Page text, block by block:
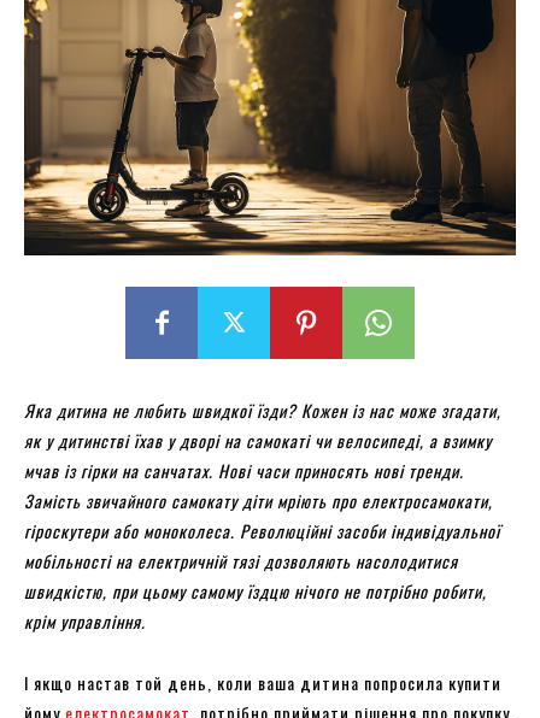
Яка дитина не любить швидкої їзди? Кожен із нас може згадати,
як у дитинстві їхав у дворі на самокаті чи велосипеді, а взимку
мчав із гірки на санчатах. Нові часи приносять нові тренди.
Замість звичайного самокату діти мріють про електросамокати,
гіроскутери або моноколеса. Революційні засоби індивідуальної
мобільності на електричній тязі дозволяють насолодитися
швидкістю, при цьому самому їздцю нічого не потрібно робити,
крім управління.
І якщо настав той день, коли ваша дитина попросила купити
йому електросамокат , потрібно приймати рішення про покупку.